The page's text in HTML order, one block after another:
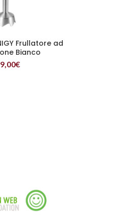
TUTTOFrullatore ad
Bianco
€